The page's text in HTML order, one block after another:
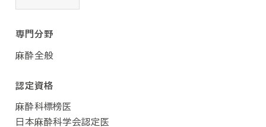
専門分野
麻酔全般
認定資格
麻酔科標榜医
日本麻酔科学会認定医